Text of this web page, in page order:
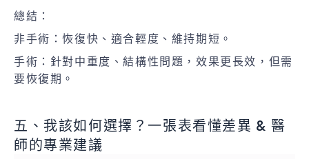
總結：
非手術：恢復快、適合輕度、維持期短。
手術：針對中重度、結構性問題，效果更長效，但需
要恢復期。
五、我該如何選擇？一張表看懂差異 & 醫
師的專業建議